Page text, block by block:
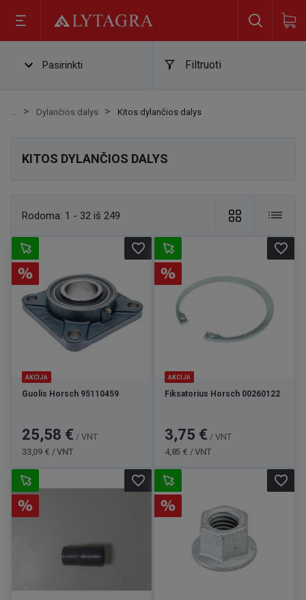
Pasirinkti Filtruoti
Dylančios dalys Kitos dylančios dalys
KITOS DYLANČIOS DALYS
Rodoma: 1 - 32 iš 249
AKCIJA
Guolis Horsch 95110459
Kaina
25,58 € / VNT
33,09 € / VNT
favorite_border
AKCIJA
Fiksatorius Horsch 00260122
Kaina
3,75 € / VNT
4,85 € / VNT
favorite_border
favorite_border favorite_border